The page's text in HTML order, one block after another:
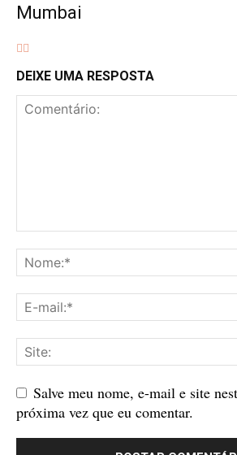
Mumbai
DEIXE UMA RESPOSTA
Salve meu nome, e-mail e site
próxima vez que eu comentar.